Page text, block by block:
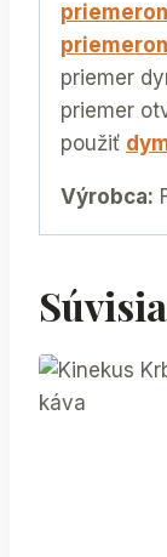
priemer
priemer
použiť
Výrobca: